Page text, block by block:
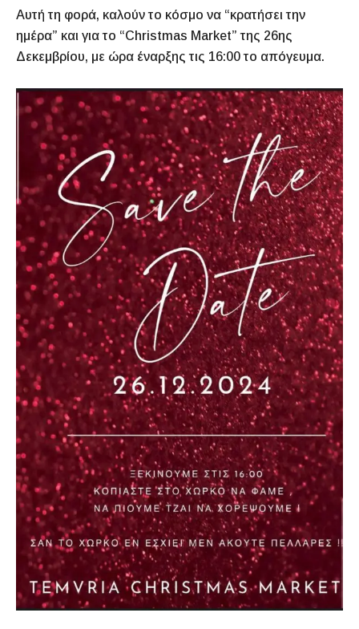
Αυτή τη φορά, καλούν το κόσμο να “κρατήσει την
ημέρα” και για το “Christmas Market” της 26ης
Δεκεμβρίου, με ώρα έναρξης τις 16:00 το απόγευμα.